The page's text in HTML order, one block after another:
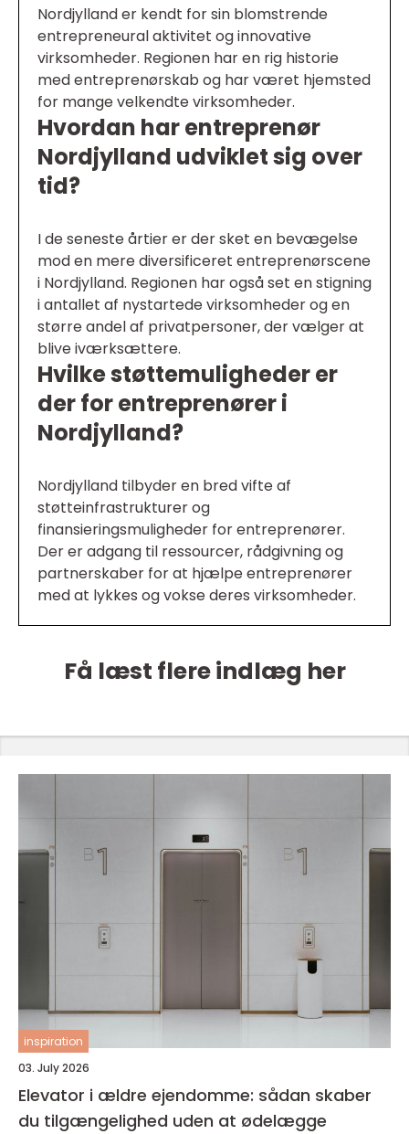
Nordjylland er kendt for sin blomstrende
entrepreneural aktivitet og innovative
virksomheder. Regionen har en rig historie
med entreprenørskab og har været hjemsted
for mange velkendte virksomheder.
Hvordan har entreprenør
Nordjylland udviklet sig over
tid?
I de seneste årtier er der sket en bevægelse
mod en mere diversificeret entreprenørscene
i Nordjylland. Regionen har også set en stigning
i antallet af nystartede virksomheder og en
større andel af privatpersoner, der vælger at
blive iværksættere.
Hvilke støttemuligheder er
der for entreprenører i
Nordjylland?
Nordjylland tilbyder en bred vifte af
støtteinfrastrukturer og
finansieringsmuligheder for entreprenører.
Der er adgang til ressourcer, rådgivning og
partnerskaber for at hjælpe entreprenører
med at lykkes og vokse deres virksomheder.
Få læst flere indlæg her
inspiration
03. July 2026
Elevator i ældre ejendomme: sådan skaber
du tilgængelighed uden at ødelægge